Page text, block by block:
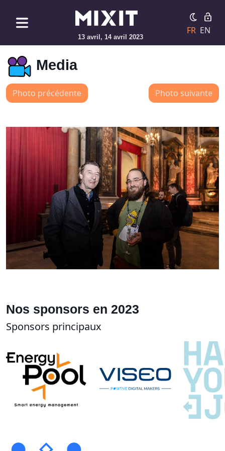
13 avril, 14 avril 2023
FR EN
Media
Photo précédente Photo suivante
Nos sponsors en 2023
Sponsors principaux